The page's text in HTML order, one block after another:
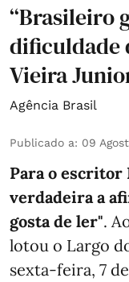
“Brasileiro
dificuldade
Vieira
Agência Brasil
Publicado a: 09
Para o escritor
verdadeira a
gosta de ler".
lotou o Largo
sexta-feira, 7